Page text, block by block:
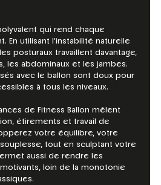
qui rend chaque
En utilisant l’instabilité naturelle
posturaux travaillent davantage,
les abdominaux et les jambes.
avec le ballon sont doux pour
à tous les niveaux.
de Fitness Ballon mêlent
étirements et travail de
votre équilibre, votre
tout en sculptant votre
aussi de rendre les
loin de la monotonie